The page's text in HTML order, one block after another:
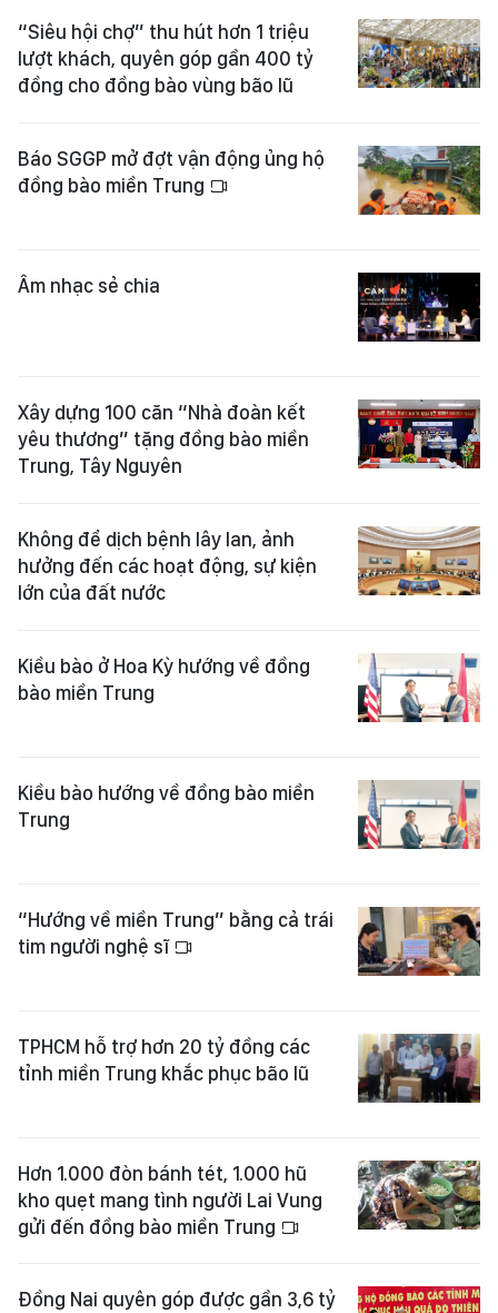
“Siêu hội chợ” thu hút hơn 1 triệu
lượt khách, quyên góp gần 400 tỷ
đồng cho đồng bào vùng bão lũ
Báo SGGP mở đợt vận động ủng hộ
đồng bào miền Trung
Âm nhạc sẻ chia
Xây dựng 100 căn “Nhà đoàn kết
yêu thương” tặng đồng bào miền
Trung, Tây Nguyên
Không để dịch bệnh lây lan, ảnh
hưởng đến các hoạt động, sự kiện
lớn của đất nước ​
Kiều bào ở Hoa Kỳ hướng về đồng
bào miền Trung
Kiều bào hướng về đồng bào miền
Trung
“Hướng về miền Trung” bằng cả trái
tim người nghệ sĩ
TPHCM hỗ trợ hơn 20 tỷ đồng các
tỉnh miền Trung khắc phục bão lũ
Hơn 1.000 đòn bánh tét, 1.000 hũ
kho quẹt mang tình người Lai Vung
gửi đến đồng bào miền Trung
Đồng Nai quyên góp được gần 3,6 tỷ